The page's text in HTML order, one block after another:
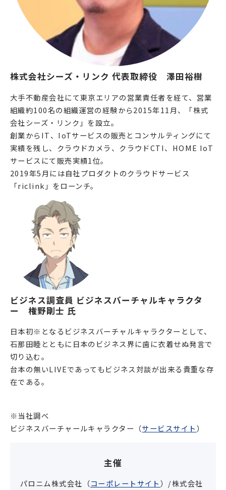
株式会社シーズ・リンク 代表取締役　澤田裕樹
大手不動産会社にて東京エリアの営業責任者を経て、営業
組織約100名の組織運営の経験から2015年11月、「株式
会社シーズ・リンク」を設立。
創業からIT、IoTサービスの販売とコンサルティングにて
実績を残し、クラウドカメラ、クラウドCTI、HOME IoT
サービスにて販売実績1位。
2019年5月には自社プロダクトのクラウドサービス
「riclink」をローンチ。
ビジネス調査員 ビジネスバーチャルキャラクタ
ー　権野剛士 氏
日本初※となるビジネスバーチャルキャラクターとして、
石那田睦とともに日本のビジネス界に歯に衣着せぬ発言で
切り込む。
台本の無いLIVEであってもビジネス対談が出来る貴重な存
在である。
※当社調べ
ビジネスバーチャールキャラクター（サービスサイト）
主催
パロニム株式会社（コーポレートサイト）/株式会社